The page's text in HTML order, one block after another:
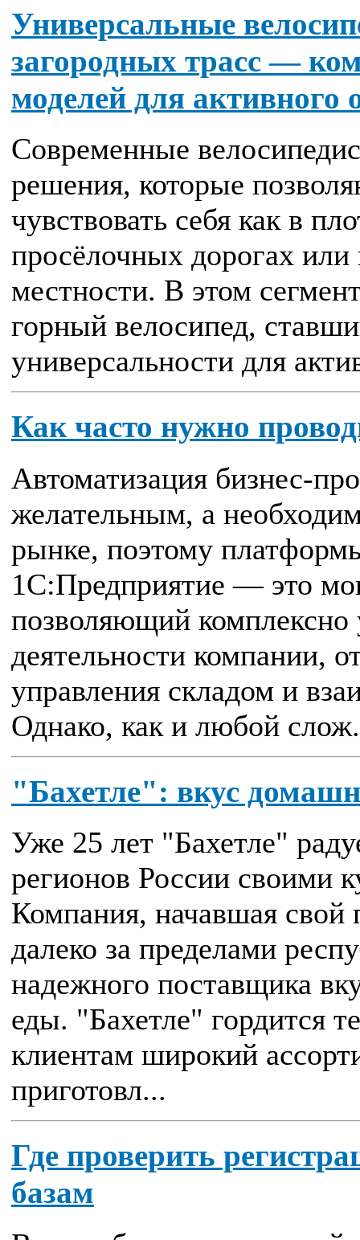
Универсальные
загородных трасс —
моделей для активного
Современные
решения, которые
чувствовать себя как в
просёлочных дорогах или
местности. В этом
горный велосипед,
универсальности для
Как часто нужно
Автоматизация бизнес-
желательным, а
рынке, поэтому
1С:Предприятие — это
позволяющий комплексно
деятельности компании,
управления складом и
Однако, как и любой
"Бахетле": вкус
Уже 25 лет "Бахетле"
регионов России своими
Компания, начавшая свой
далеко за пределами
надежного поставщика
еды. "Бахетле" гордится
клиентам широкий
приготовл...
Где проверить
базам